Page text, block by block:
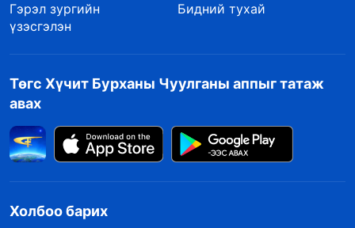
Гэрэл зургийн
үзэсгэлэн
Бидний тухай
Төгс Хүчит Бурханы Чуулганы аппыг татаж
авах
Холбоо барих